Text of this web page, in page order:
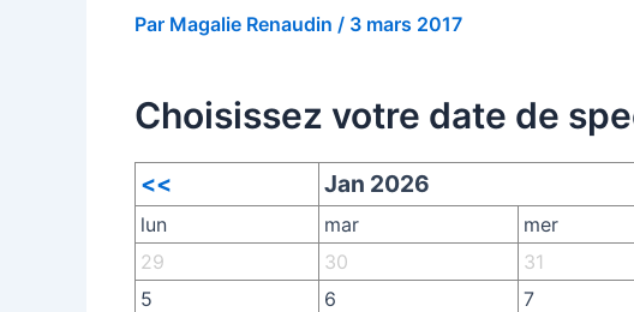
Par Magalie Renaudin / 3 mars 2017
Choisissez votre date de
<< Jan 2026
lun mar mer
29
30 31
5
6 7